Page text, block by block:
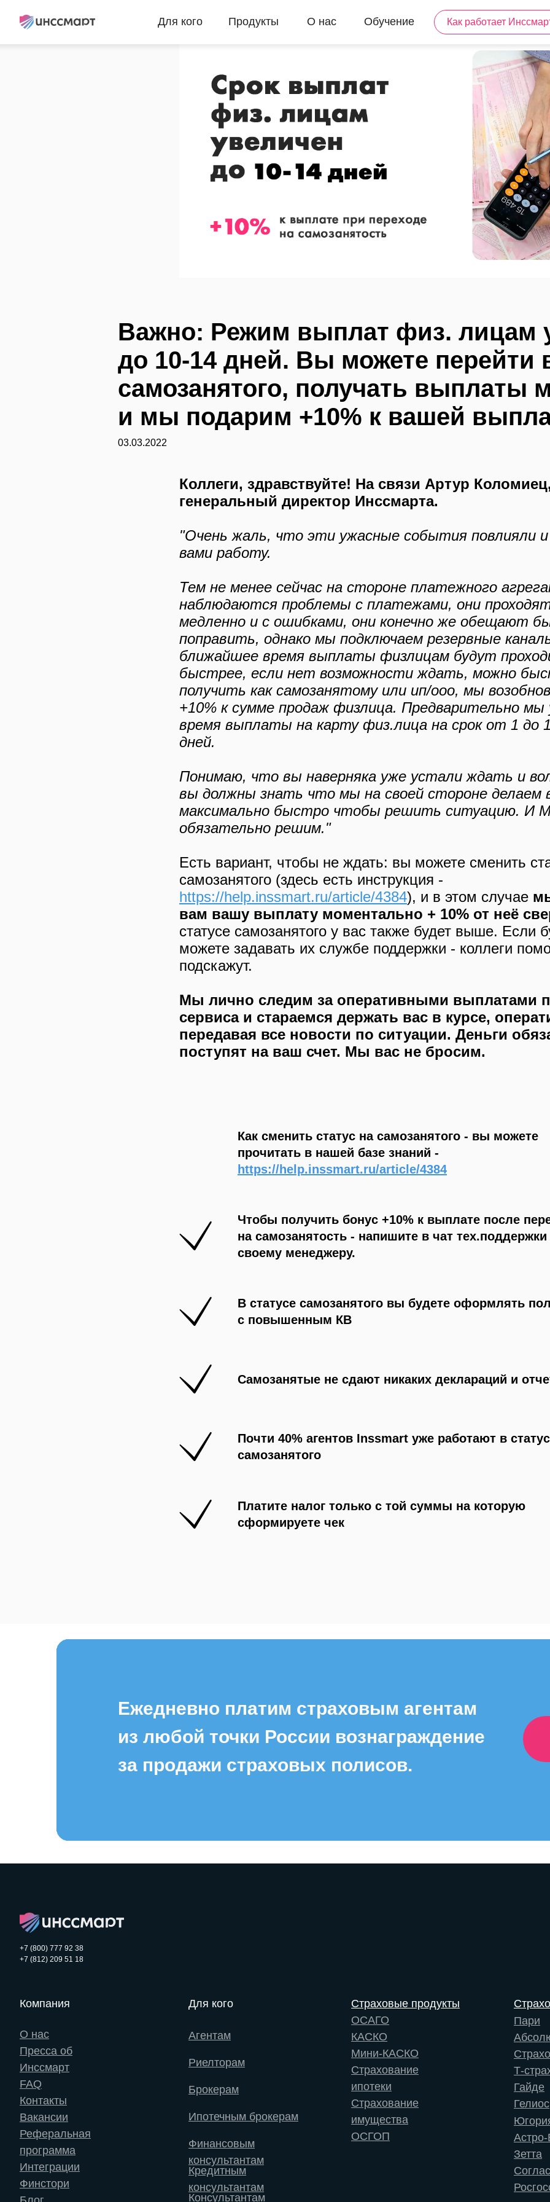
Как работает
Для кого Продукты О нас Обучение
Главная
Важно: Режим выплат физ. лицам
до 10-14 дней. Вы можете перейти
самозанятого, получать выплаты
и мы подарим +10% к вашей
03.03.2022
Коллеги, здравствуйте! На связи Артур Коломиец,
генеральный директор Инссмарта.
"Очень жаль, что эти ужасные события повлияли
вами работу.
Тем не менее сейчас на стороне платежного
наблюдаются проблемы с платежами, они
медленно и с ошибками, они конечно же обещают
поправить, однако мы подключаем резервные
ближайшее время выплаты физлицам будут
быстрее, если нет возможности ждать, можно
получить как самозанятому или ип/ооо, мы
+10% к сумме продаж физлица. Предварительно мы
время выплаты на карту физ.лица на срок от 1 до
дней.
Понимаю, что вы наверняка уже устали ждать и
вы должны знать что мы на своей стороне делаем
максимально быстро чтобы решить ситуацию. И
обязательно решим."
Есть вариант, чтобы не ждать: вы можете сменить
самозанятого (здесь есть инструкция -
https://help.inssmart.ru/article/4384), и в этом случае
вам вашу выплату моментально + 10% от неё
статусе самозанятого у вас также будет выше. Если
можете задавать их службе поддержки - коллеги
подскажут.
Мы лично следим за оперативными выплатами
сервиса и стараемся держать вас в курсе,
передавая все новости по ситуации. Деньги
поступят на ваш счет. Мы вас не бросим.
Как сменить статус на самозанятого - вы можете
прочитать в нашей базе знаний -
https://help.inssmart.ru/article/4384
Чтобы получить бонус +10% к выплате после
на самозанятость - напишите в чат
своему менеджеру.
В статусе самозанятого вы будете оформлять
с повышенным КВ
Самозанятые не сдают никаких деклараций и
Почти 40% агентов Inssmart уже работают в
самозанятого
Платите налог только с той суммы на которую
сформируете чек
Ежедневно платим страховым агентам
из любой точки России вознаграждение
за продажи страховых полисов.
+7 (800) 777 92 38
+7 (812) 209 51 18
Для кого
Агентам
Риелторам
Брокерам
Ипотечным брокерам
Кредитным
консультантам
Консультантам
Финансовым
консультантам
Пари
Т-
Гайде
Гелиос
Зетта
Страховые продукты
ОСАГО
КАСКО
Мини-КАСКО
Страхование
ипотеки
Страхование
имущества
ОСГОП
Компания
О нас
Пресса об
Инссмарт
FAQ
Контакты
Вакансии
Реферальная
программа
Интеграции
Финстори